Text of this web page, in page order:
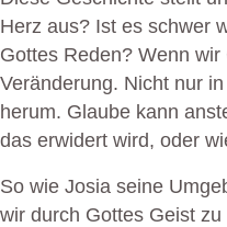
Herz aus? Ist es schwer
Gottes Reden? Wenn
Veränderung. Nicht nur
herum. Glaube kann
das erwidert wird, oder
So wie Josia seine
wir durch Gottes Geist